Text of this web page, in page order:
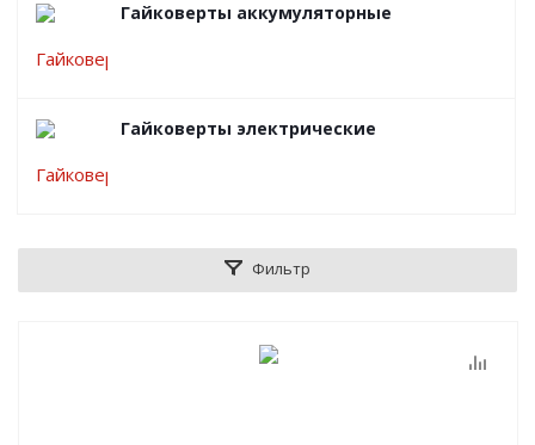
Гайковерты аккумуляторные
Гайковерты электрические
Фильтр